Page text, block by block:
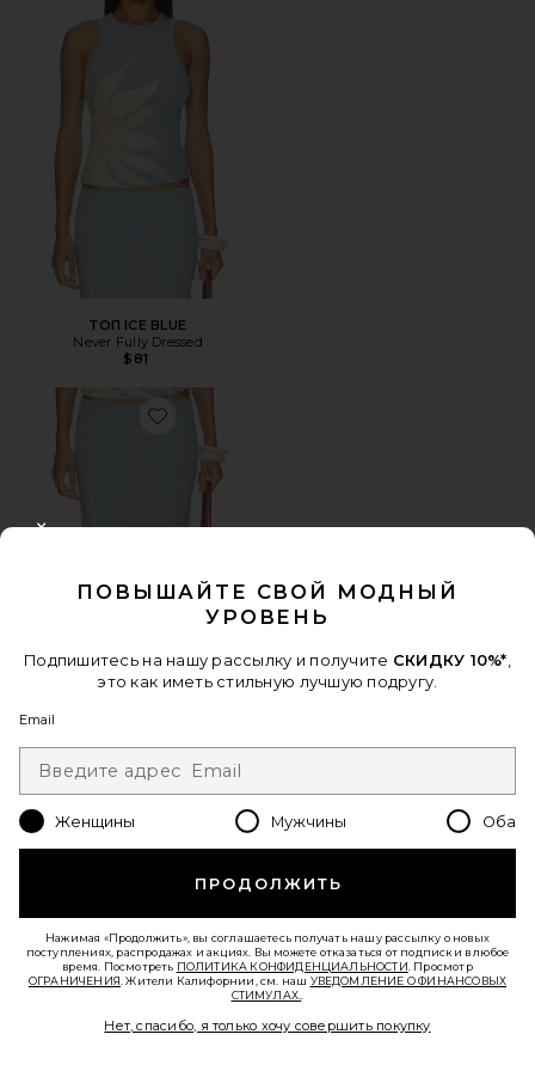
ТОП ICE BLUE
Never Fully Dressed
$81
Favorite ЮБКА ICE BLUE
Never Fully Dressed
ПОВЫШАЙТЕ СВОЙ МОДНЫЙ
УРОВЕНЬ
Подпишитесь на нашу рассылку и получите СКИДКУ 10%*
это как иметь стильную лучшую подругу.
Email
Женщины Мужчины Оба
ПРОДОЛЖИТЬ
Нажимая «Продолжить», вы соглашаетесь получать нашу рассылку о новых
поступлениях, распродажах и акциях. Вы можете отказаться от подписки в любое
время. Посмотреть ПОЛИТИКА КОНФИДЕНЦИАЛЬНОСТИ . Просмотр
ОГРАНИЧЕНИЯ . Жители Калифорнии, см. наш УВЕДОМЛЕНИЕ О ФИНАНСОВЫХ
СТИМУЛАХ.
Нет, спасибо, я только хочу совершить покупку